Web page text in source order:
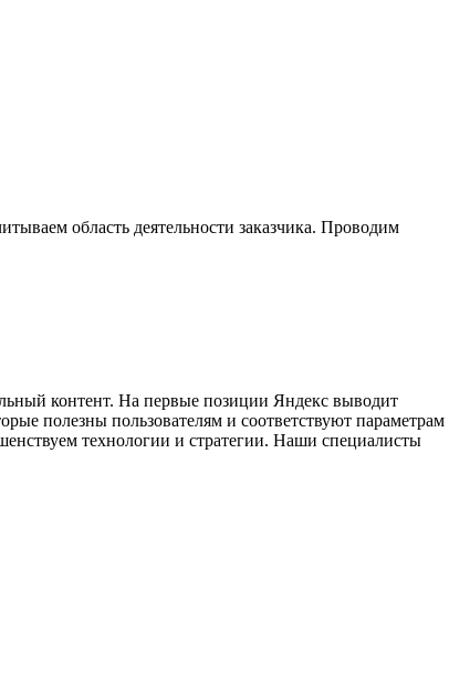
область деятельности заказчика. Проводим
контент. На первые позиции Яндекс выводит
полезны пользователям и соответствуют параметрам
технологии и стратегии. Наши специалисты